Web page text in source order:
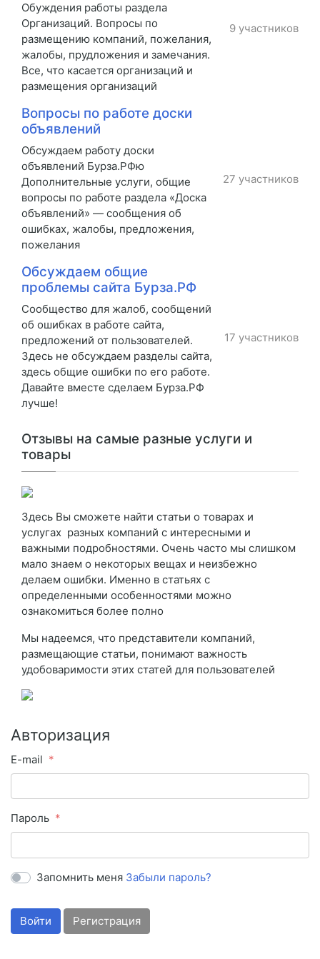
Обуждения работы раздела
Организаций. Вопросы по
размещению компаний, пожелания,
жалобы, прудложения и замечания.
Все, что касается организаций и
размещения организаций
9 участников
Вопросы по работе доски
объявлений
Обсуждаем работу доски
объявлений Бурза.РФю
Дополнительные услуги, общие
вопросы по работе раздела «Доска
объявлений» — сообщения об
ошибках, жалобы, предложения,
пожелания
27 участников
Обсуждаем общие
проблемы сайта Бурза.РФ
Сообщество для жалоб, сообщений
об ошибках в работе сайта,
предложений от пользователей.
Здесь не обсуждаем разделы сайта,
здесь общие ошибки по его работе.
Давайте вместе сделаем Бурза.РФ
лучше!
17 участников
Отзывы на самые разные услуги и
товары
Здесь Вы сможете найти статьи о товарах и
услугах разных компаний с интересными и
важными подробностями. Очень часто мы слишком
мало знаем о некоторых вещах и неизбежно
делаем ошибки. Именно в статьях с
определенными особенностями можно
ознакомиться более полно
Мы надеемся, что представители компаний,
размещающие статьи, понимают важность
удобоваримости этих статей для пользователей
Авторизация
E-mail
Пароль
Запомнить меня Забыли пароль?
Войти Регистрация